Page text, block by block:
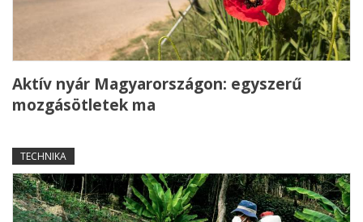
Aktív nyár Magyarországon: egyszerű
mozgásötletek ma
TECHNIKA